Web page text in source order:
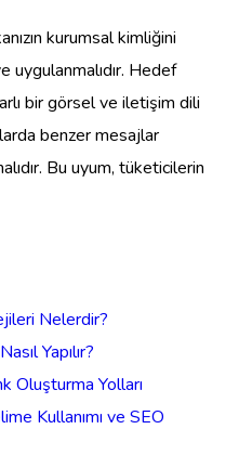
kurumsal kimliğini
uygulanmalıdır. Hedef
bir görsel ve iletişim dili
benzer mesajlar
Bu uyum, tüketicilerin
Nelerdir?
Yapılır?
Oluşturma Yolları
Kullanımı ve SEO